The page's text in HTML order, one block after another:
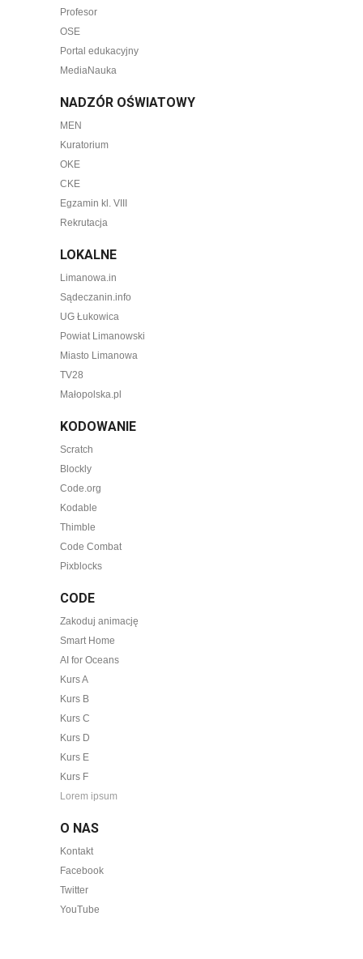
Profesor
OSE
Portal edukacyjny
MediaNauka
NADZÓR OŚWIATOWY
MEN
Kuratorium
OKE
CKE
Egzamin kl. VIII
Rekrutacja
LOKALNE
Limanowa.in
Sądeczanin.info
UG Łukowica
Powiat Limanowski
Miasto Limanowa
TV28
Małopolska.pl
KODOWANIE
Scratch
Blockly
Code.org
Kodable
Thimble
Code Combat
Pixblocks
CODE
Zakoduj animację
Smart Home
AI for Oceans
Kurs A
Kurs B
Kurs C
Kurs D
Kurs E
Kurs F
Lorem ipsum
O NAS
Kontakt
Facebook
Twitter
YouTube